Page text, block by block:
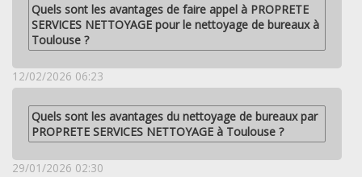
Quels sont les avantages de faire appel à PROPRETE
SERVICES NETTOYAGE pour le nettoyage de bureaux à
Toulouse ?
12/02/2026 06:23
Quels sont les avantages du nettoyage de bureaux par
PROPRETE SERVICES NETTOYAGE à Toulouse ?
29/01/2026 02:30